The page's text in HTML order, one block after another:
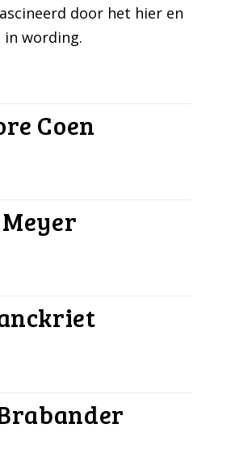
door het hier en
in wording.
Coen